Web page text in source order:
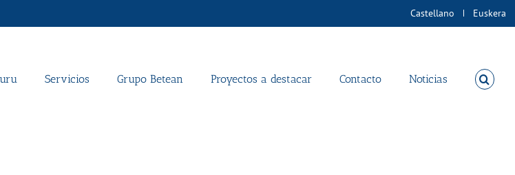
Castellano Euskera
Servicios Grupo Betean Proyectos a destacar Contacto Noticias